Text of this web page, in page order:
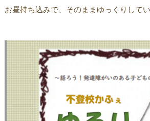
お昼持ち込みで、そのままゆっくりして